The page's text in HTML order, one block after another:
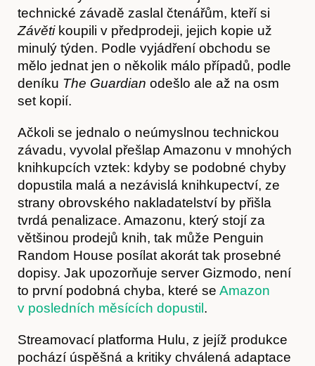
Akce
O nás
technické závadě zaslal čtenářům, kteří si
Závětikoupili v předprodeji, jejich kopie už
minulý týden. Podle vyjádření obchodu se
mělo jednat jen o několik málo případů, podle
deníku The Guardian odešlo ale až na osm
set kopií.
Ačkoli se jednalo o neúmyslnou technickou
závadu, vyvolal přešlap Amazonu v mnohých
knihkupcích vztek: kdyby se podobné chyby
dopustila malá a nezávislá knihkupectví, ze
strany obrovského nakladatelství by přišla
tvrdá penalizace. Amazonu, který stojí za
většinou prodejů knih, tak může Penguin
Random House posílat akorát tak prosebné
dopisy. Jak upozorňuje server Gizmodo, není
to první podobná chyba, které se Amazon
v posledních měsících dopustil.
Streamovací platforma Hulu, z jejíž produkce
pochází úspěšná a kritiky chválená adaptace